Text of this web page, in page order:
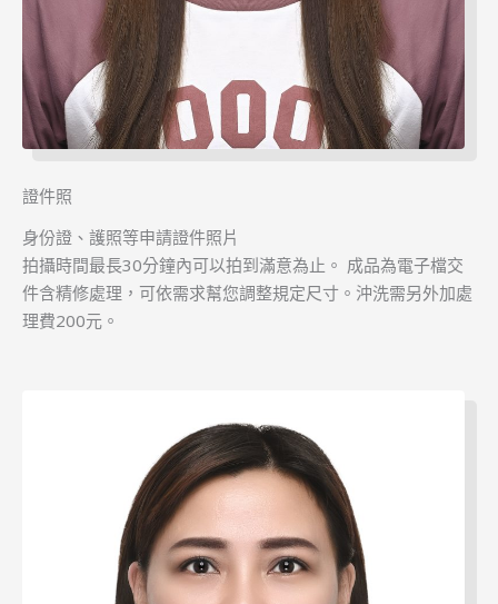
證件照
身份證、護照等申請證件照片
拍攝時間最長30分鐘內可以拍到滿意為止。 成品為電子檔交
件含精修處理，可依需求幫您調整規定尺寸。沖洗需另外加處
理費200元。